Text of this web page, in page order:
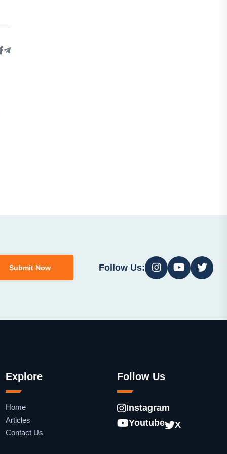
Submit Now Follow Us:
Explore
Home
Articles
Contact Us
Follow Us
Instagram
Youtube
X